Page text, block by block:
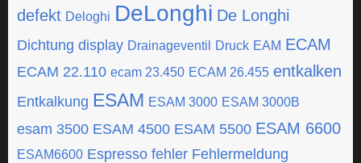
defekt Deloghi DeLonghi De Longhi
Dichtung display Drainageventil Druck EAM ECAM
ECAM 22.110 ecam 23.450 ECAM 26.455 entkalken
Entkalkung ESAM ESAM 3000 ESAM 3000B
esam 3500 ESAM 4500 ESAM 5500 ESAM 6600
ESAM6600 Espresso fehler Fehlermeldung